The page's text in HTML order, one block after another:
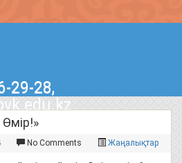
29-28,
Кобыланды
Өмір!»
No Comments Жаңалықтар